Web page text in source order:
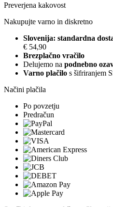
Preverjena kakovost
Nakupujte varno in diskretno
Slovenija: standardna
€ 54,90
Brezplačno vračilo
Delujemo na podnebno
Varno plačilo s šifriranjem
Načini plačila
Po povzetju
Predračun